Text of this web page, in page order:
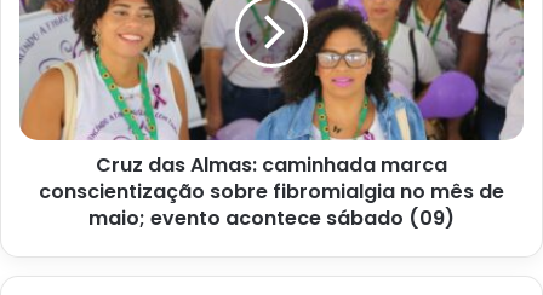
caminhada
marca
conscientização
sobre
fibromialgia
no
Cruz das Almas: caminhada marca
conscientização sobre fibromialgia no mês de
maio; evento acontece sábado (09)